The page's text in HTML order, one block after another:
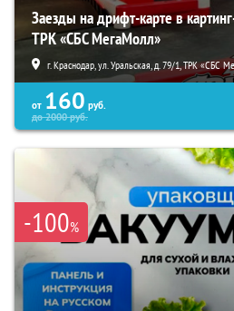
Заезды на дрифт-карте в
ТРК «СБС МегаМолл»
г. Краснодар, ул. Уральская, д. 79/1, ТРК «СБС
от 160 руб.
до2000руб.
-100%